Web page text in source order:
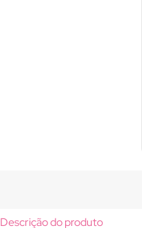
Descrição do produto